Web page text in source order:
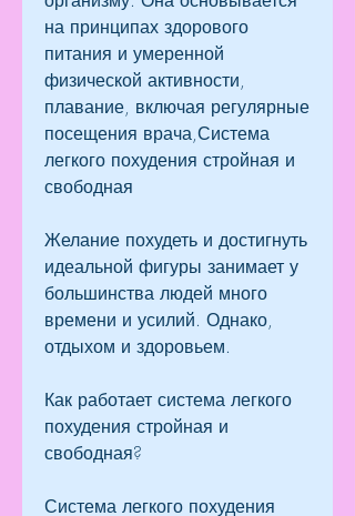
на принципах здорового
питания и умеренной
физической активности,
плавание, включая регулярные
посещения врача,Система
легкого похудения стройная и
свободная
Желание похудеть и достигнуть
идеальной фигуры занимает у
большинства людей много
времени и усилий. Однако,
отдыхом и здоровьем.
Как работает система легкого
похудения стройная и
свободная?
Система легкого похудения